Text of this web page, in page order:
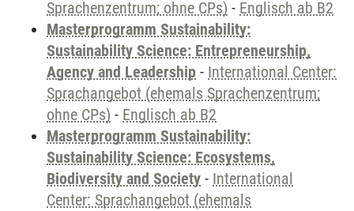
Sprachenzentrum; ohne CPs) - Englisch ab B2
Masterprogramm Sustainability:
Sustainability Science: Entrepreneurship,
Agency and Leadership - International Center:
Sprachangebot (ehemals Sprachenzentrum;
ohne CPs) - Englisch ab B2
Masterprogramm Sustainability:
Sustainability Science: Ecosystems,
Biodiversity and Society - International
Center: Sprachangebot (ehemals